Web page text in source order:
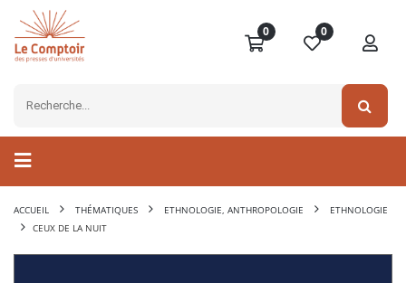
0 0
ACCUEIL THÉMATIQUES ETHNOLOGIE, ANTHROPOLOGIE
ETHNOLOGIE
CEUX DE LA NUIT